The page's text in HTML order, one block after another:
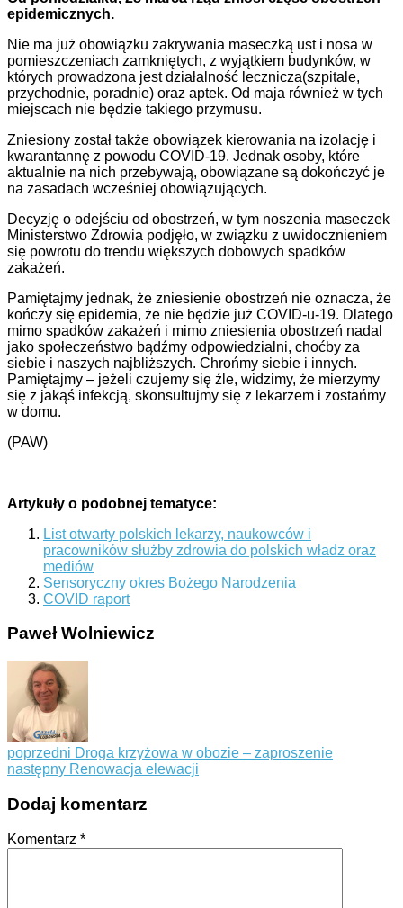
epidemicznych.
Nie ma już obowiązku zakrywania maseczką ust i nosa w
pomieszczeniach zamkniętych, z wyjątkiem budynków, w
których prowadzona jest działalność lecznicza(szpitale,
przychodnie, poradnie) oraz aptek. Od maja również w tych
miejscach nie będzie takiego przymusu.
Zniesiony został także obowiązek kierowania na izolację i
kwarantannę z powodu COVID-19. Jednak osoby, które
aktualnie na nich przebywają, obowiązane są dokończyć je
na zasadach wcześniej obowiązujących.
Decyzję o odejściu od obostrzeń, w tym noszenia maseczek
Ministerstwo Zdrowia podjęło, w związku z uwidocznieniem
się powrotu do trendu większych dobowych spadków
zakażeń.
Pamiętajmy jednak, że zniesienie obostrzeń nie oznacza, że
kończy się epidemia, że nie będzie już COVID-u-19. Dlatego
mimo spadków zakażeń i mimo zniesienia obostrzeń nadal
jako społeczeństwo bądźmy odpowiedzialni, choćby za
siebie i naszych najbliższych. Chrońmy siebie i innych.
Pamiętajmy – jeżeli czujemy się źle, widzimy, że mierzymy
się z jakąś infekcją, skonsultujmy się z lekarzem i zostańmy
w domu.
(PAW)
Artykuły o podobnej tematyce:
List otwarty polskich lekarzy, naukowców i
pracowników służby zdrowia do polskich władz oraz
mediów
Sensoryczny okres Bożego Narodzenia
COVID raport
Paweł Wolniewicz
poprzedni Droga krzyżowa w obozie – zaproszenie
następny Renowacja elewacji
Dodaj komentarz
Komentarz *